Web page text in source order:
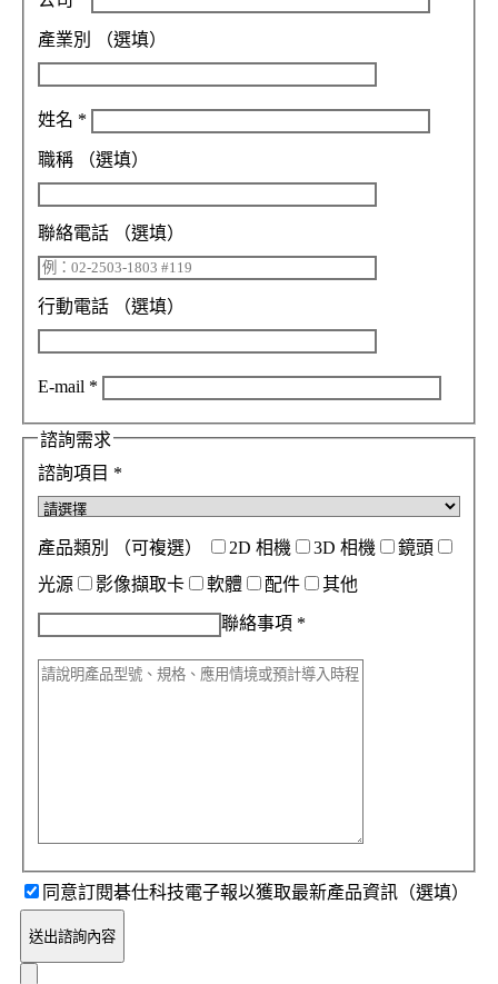
產業別 （選填）
姓名 *
職稱 （選填）
聯絡電話 （選填）
行動電話 （選填）
E-mail *
諮詢需求
諮詢項目 *
產品類別 （可複選） 2D 相機 3D 相機
鏡頭
光源
影像擷取卡 軟體 配件 其他
聯絡事項 *
同意訂閱碁仕科技電子報以獲取最新產品資訊（選填）
送出諮詢內容